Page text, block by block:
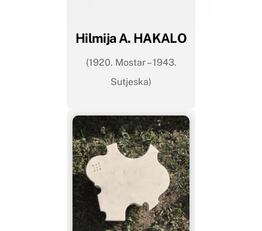
Hilmija A. HAKALO
(1920. Mostar – 1943.
Sutjeska)